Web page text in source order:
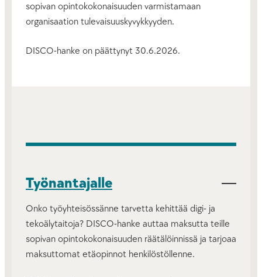
sopivan opintokokonaisuuden varmistamaan
organisaation tulevaisuuskyvykkyyden.
DISCO-hanke on päättynyt 30.6.2026.
Työnantajalle
Onko työyhteisössänne tarvetta kehittää digi- ja
tekoälytaitoja? DISCO-hanke auttaa maksutta teille
sopivan opintokokonaisuuden räätälöinnissä ja tarjoaa
maksuttomat etäopinnot henkilöstöllenne.